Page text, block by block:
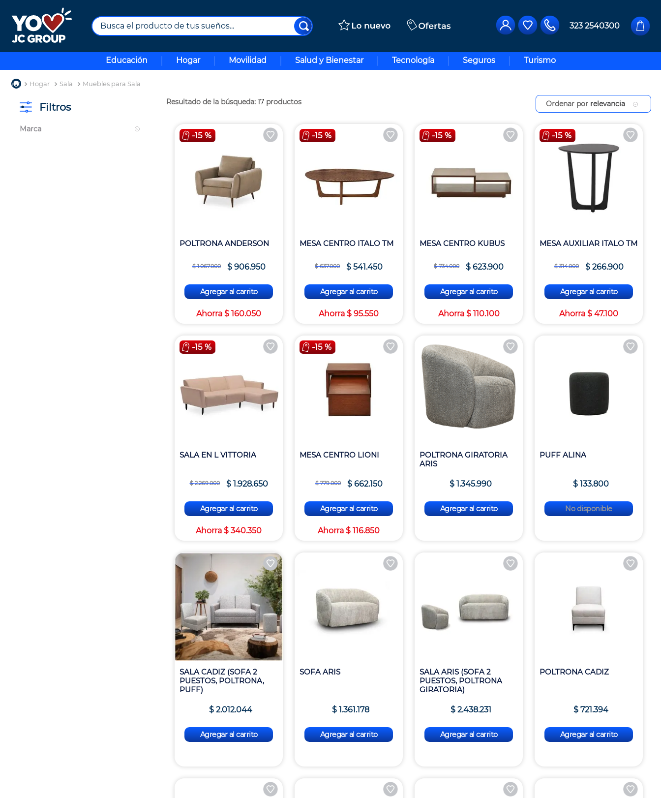
Busca el producto de tus sueños...
323 2540300
Educación Hogar Movilidad Salud y Bienestar Tecnología Seguros Turismo
Hogar Sala Muebles para Sala
Filtros
Marca
17 productos Ordenar por relevancia
-15 %
POLTRONA ANDERSON
$ 1.067.000 $ 906.950
Agregar al carrito
Ahorra $ 160.050
-15 %
MESA CENTRO ITALO TM
$ 637.000 $ 541.450
Agregar al carrito
Ahorra $ 95.550
-15 %
MESA CENTRO KUBUS
$ 734.000 $ 623.900
Agregar al carrito
Ahorra $ 110.100
-15 %
MESA AUXILIAR ITALO TM
$ 314.000 $ 266.900
Agregar al carrito
Ahorra $ 47.100
-15 %
SALA EN L VITTORIA
$ 2.269.000 $ 1.928.650
Agregar al carrito
Ahorra $ 340.350
-15 %
MESA CENTRO LIONI
$ 779.000 $ 662.150
Agregar al carrito
Ahorra $ 116.850
POLTRONA GIRATORIA
ARIS
$ 1.345.990
Agregar al carrito
PUFF ALINA
$ 133.800
No disponible
SALA CADIZ (SOFA 2
PUESTOS, POLTRONA,
PUFF)
$ 2.012.044
Agregar al carrito
SOFA ARIS
$ 1.361.178
Agregar al carrito
SALA ARIS (SOFA 2
PUESTOS, POLTRONA
GIRATORIA)
$ 2.438.231
Agregar al carrito
POLTRONA CADIZ
$ 721.394
Agregar al carrito
TÉRMINOS MÁS BUSCADOS
4.
nevera